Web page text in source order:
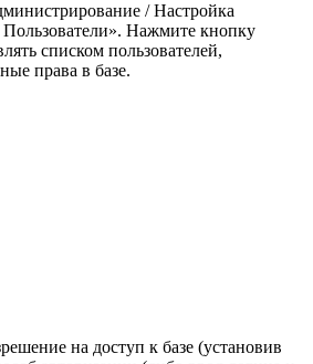
/ Настройка
Пользователи». Нажмите кнопку
списком пользователей,
права в базе.
на доступ к базе (установив